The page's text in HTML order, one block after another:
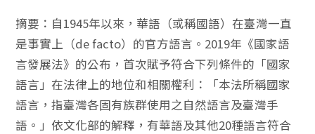
摘要：自1945年以來，華語（或稱國語）在臺灣一直
是事實上（de facto）的官方語言。2019年《國家語
言發展法》的公布，首次賦予符合下列條件的「國家
語言」在法律上的地位和相關權利：「本法所稱國家
語言，指臺灣各固有族群使用之自然語言及臺灣手
語。」依文化部的解釋，有華語及其他20種語言符合